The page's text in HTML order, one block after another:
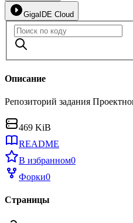
GigaIDE Cloud
Описание
Репозиторий задания
469 KiB
README
В избранном0
Форки0
Страницы